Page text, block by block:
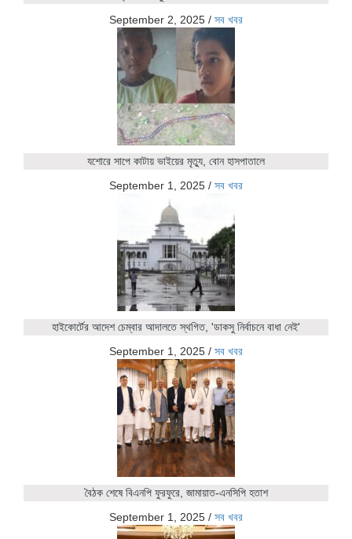
September 2, 2025 / সব খবর
যশোরে সাপে কাটায় ভাইয়ের মৃত্যু, বোন হাসপাতালে
September 1, 2025 / সব খবর
হাইকোর্টের আদেশ চেম্বার আদালতে স্থগিত, 'ডাকসু নির্বাচনে বাধা নেই'
September 1, 2025 / সব খবর
বৈঠক শেষে বিএনপি ফুরফুরে, জামায়াত-এনসিপি হতাশ
September 1, 2025 / সব খবর